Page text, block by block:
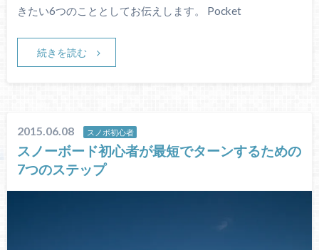
きたい6つのこととしてお伝えします。 Pocket
続きを読む
2015.06.08 スノボ初心者
スノーボード初心者が最短でターンするための
7つのステップ